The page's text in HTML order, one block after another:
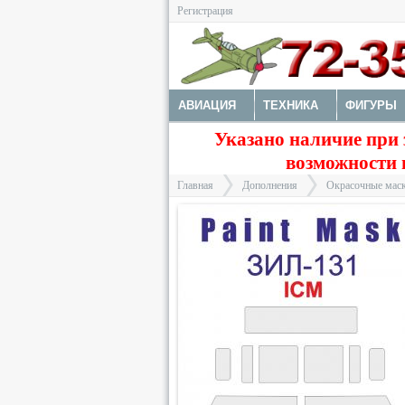
Регистрация
АВИАЦИЯ ТЕХНИКА ФИГУРЫ
ДОПОЛНЕНИЯ ДЕКАЛИ
КРАСКИ И
Указано наличие при
возможности
Главная Дополнения
>
Окрасочные